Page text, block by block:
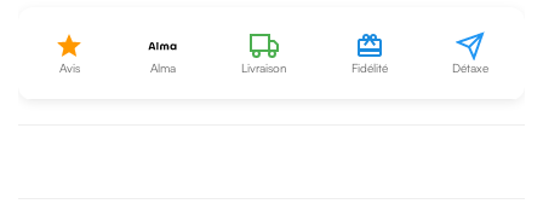
Avis Alma Livraison Fidélité Détaxe